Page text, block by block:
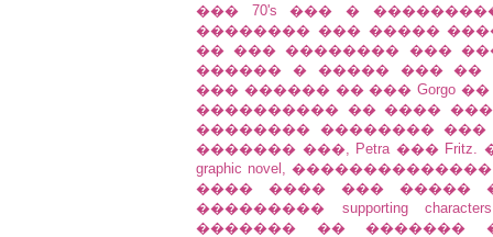
��� 70's ��� �
�������� ��� �����
�� ��� �������� ���
������ � ����� ��� ��
��� ������ �� ��� Gorgo
���������� �� ���� ���
�������� ��������
������� ���, Petra ���
graphic novel,
���� ���� ��� �����
��������� supporting
������� �� �������